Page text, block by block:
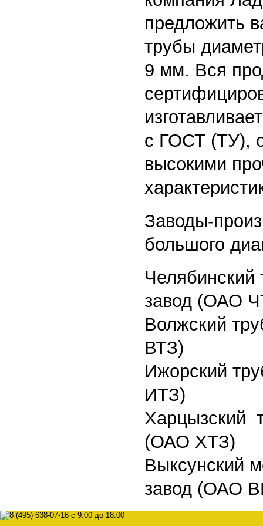
предложить
трубы
9 мм. Вся
с ГОСТ (ТУ),
высокими
Заводы-
большого
Челябинский
завод (ОАО
Волжский
ВТЗ)
Ижорский
ИТЗ)
Харцызский
(ОАО ХТЗ)
Выксунский
завод (ОАО